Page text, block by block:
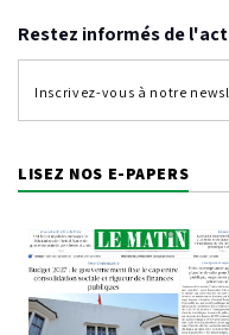
Restez informés de
LISEZ NOS E-PAPERS